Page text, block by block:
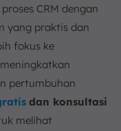
CRM dengan
yang praktis dan
fokus ke
pertumbuhan
dan konsultasi
melihat